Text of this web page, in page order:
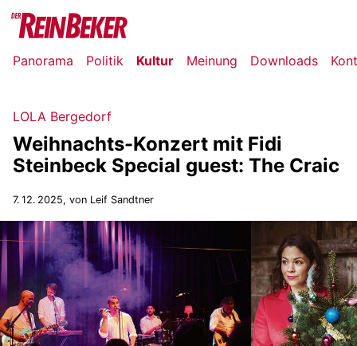
Panorama Politik Kultur Meinung Downloads
LOLA Bergedorf
Weihnachts-Konzert mit Fidi
Steinbeck Special guest: The Craic
7. 12. 2025, von Leif Sandtner